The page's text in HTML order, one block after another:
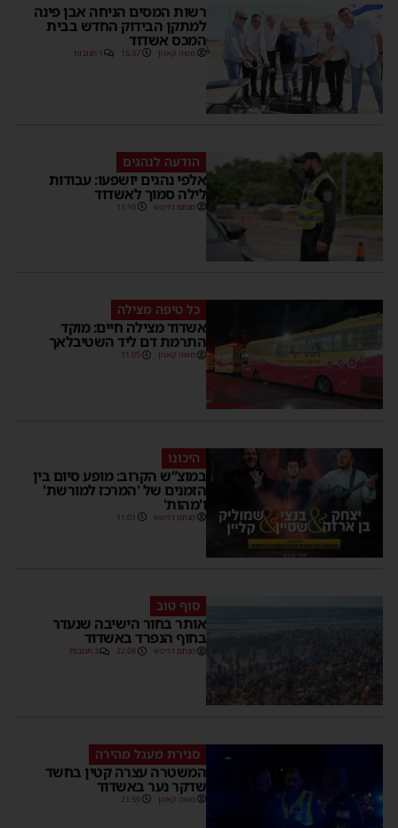
רשות המסים הניחה אבן פינה
למתקן הבידוק החדש בבית
המכס אשדוד
משה קאהן 15:37 1 תגובות
הודעה לנהגים
אלפי נהגים יושפעו: עבודות
לילה סמוך לאשדוד
מנחם דויטש 11:10
כל טיפה מצילה
אשדוד מצילה חיים: מוקד
התרמת דם ליד השטיבלאך
משה קאהן 11:05
היכונו
במוצ”ש הקרוב: מופע סיום בין
הזמנים של 'המרכז למורשת'
ו'מהות'
מנחם דויטש 11:01
סוף טוב
אותר בחור הישיבה שנעדר
בחוף הנפרד באשדוד
מנחם דויטש 22:08 3 תגובות
סגירת מעגל מהירה
המשטרה עצרה קטין בחשד
שדקר נער באשדוד
משה קאהן 21:59